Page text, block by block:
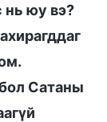
нь юу вэ?
Сатаны